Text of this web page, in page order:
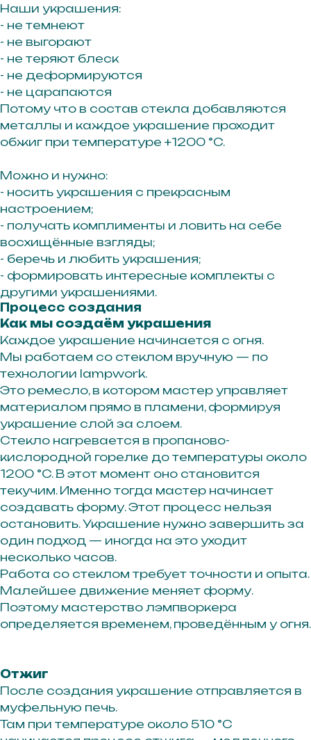
Наши украшения:
- не темнеют
- не выгорают
- не теряют блеск
- не деформируются
- не царапаются
Потому что в состав стекла добавляются
металлы и каждое украшение проходит
обжиг при температуре +1200 °C.
Можно и нужно:
- носить украшения с прекрасным
настроением;
- получать комплименты и ловить на себе
восхищённые взгляды;
- беречь и любить украшения;
- формировать интересные комплекты с
другими украшениями.
Процесс создания
Как мы создаём украшения
Каждое украшение начинается с огня.
Мы работаем со стеклом вручную — по
технологии lampwork.
Это ремесло, в котором мастер управляет
материалом прямо в пламени, формируя
украшение слой за слоем.
Стекло нагревается в пропаново-
кислородной горелке до температуры около
1200 °C. В этот момент оно становится
текучим. Именно тогда мастер начинает
создавать форму. Этот процесс нельзя
остановить. Украшение нужно завершить за
один подход — иногда на это уходит
несколько часов.
Работа со стеклом требует точности и опыта.
Малейшее движение меняет форму.
Поэтому мастерство лэмпворкера
определяется временем, проведённым у огня.
Отжиг
После создания украшение отправляется в
муфельную печь.
Там при температуре около 510 °C